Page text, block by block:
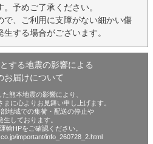
予めご了承ください。
で、ご利用に支障がない細かい傷
する場合がございます。
する地震の影響による
お届けについて
熊本地震の影響により、
に心よりお見舞い申し上げます。
地域での集荷・配送の停止や
生しております。
輸HPをご確認ください。
important/info_260728_2.html